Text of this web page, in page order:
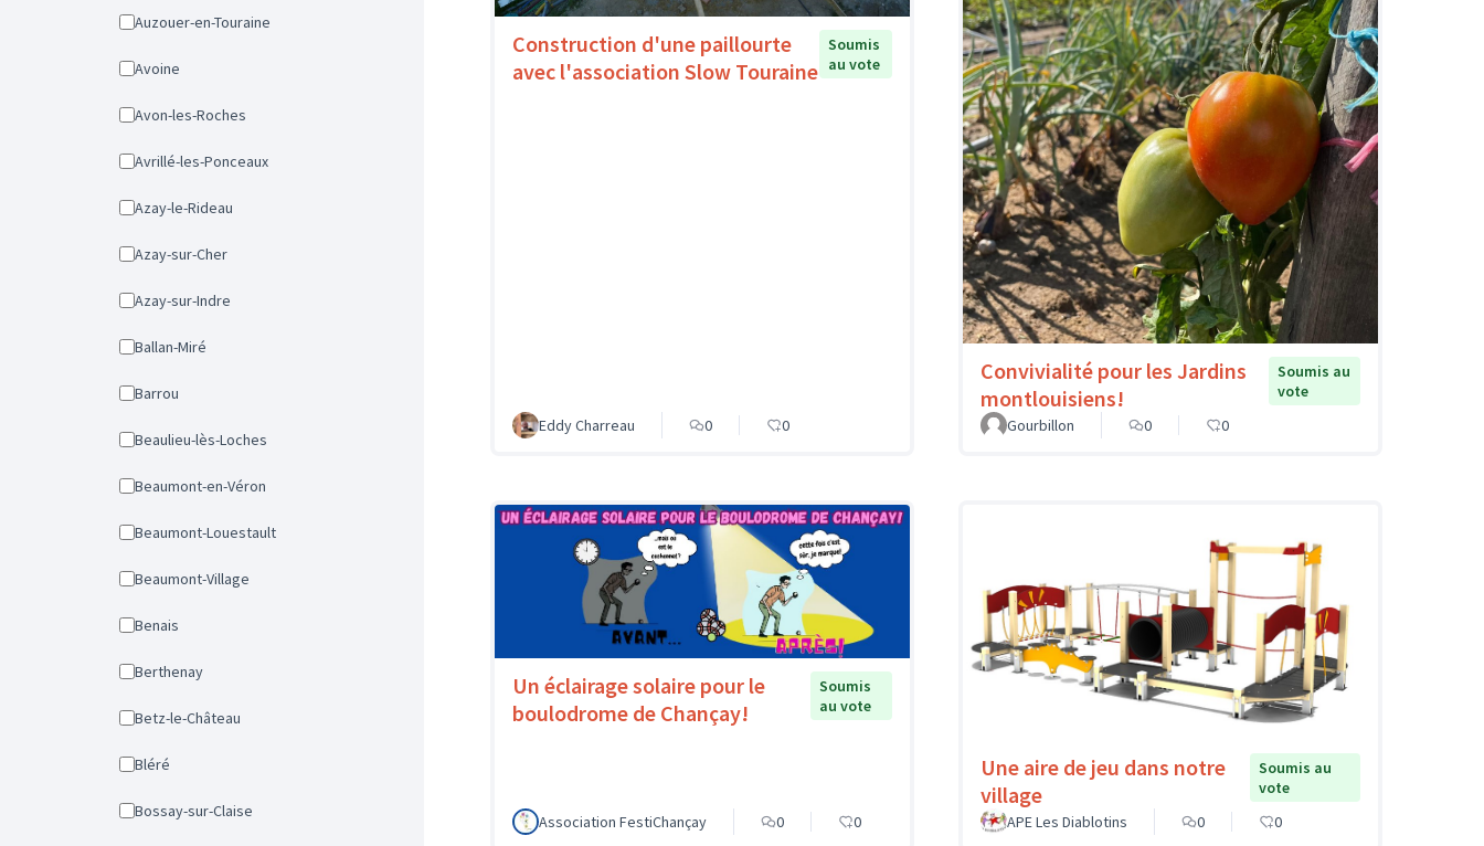
Auzouer-en-Touraine
Avoine
Avon-les-Roches
Avrillé-les-Ponceaux
Azay-le-Rideau
Azay-sur-Cher
Azay-sur-Indre
Ballan-Miré
Barrou
Beaulieu-lès-Loches
Beaumont-en-Véron
Beaumont-Louestault
Beaumont-Village
Benais
Berthenay
Betz-le-Château
Bléré
Bossay-sur-Claise
Construction d'une paillourte
avec l'association Slow Touraine
Soumis
au vote
Eddy Charreau 0 0
Convivialité pour les Jardins
montlouisiens!
Soumis au
vote
Gourbillon
0 0
Un éclairage solaire pour le
boulodrome de Chançay!
Soumis
au vote
Association FestiChançay 0 0
Une aire de jeu dans notre
village
Soumis au
vote
APE Les Diablotins
0 0